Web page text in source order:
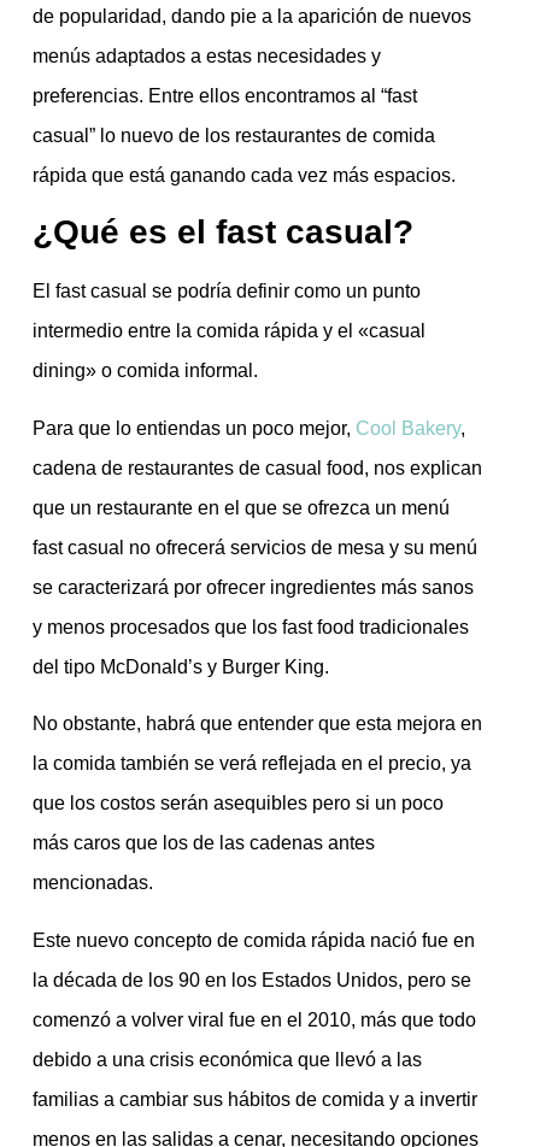
de popularidad, dando pie a la aparición de nuevos
menús adaptados a estas necesidades y
preferencias. Entre ellos encontramos al “fast
casual” lo nuevo de los restaurantes de comida
rápida que está ganando cada vez más espacios.
¿Qué es el fast casual?
El fast casual se podría definir como un punto
intermedio entre la comida rápida y el «casual
dining» o comida informal.
Para que lo entiendas un poco mejor, Cool Bakery,
cadena de restaurantes de casual food, nos explican
que un restaurante en el que se ofrezca un menú
fast casual no ofrecerá servicios de mesa y su menú
se caracterizará por ofrecer ingredientes más sanos
y menos procesados que los fast food tradicionales
del tipo McDonald’s y Burger King.
No obstante, habrá que entender que esta mejora en
la comida también se verá reflejada en el precio, ya
que los costos serán asequibles pero si un poco
más caros que los de las cadenas antes
mencionadas.
Este nuevo concepto de comida rápida nació fue en
la década de los 90 en los Estados Unidos, pero se
comenzó a volver viral fue en el 2010, más que todo
debido a una crisis económica que llevó a las
familias a cambiar sus hábitos de comida y a invertir
menos en las salidas a cenar, necesitando opciones